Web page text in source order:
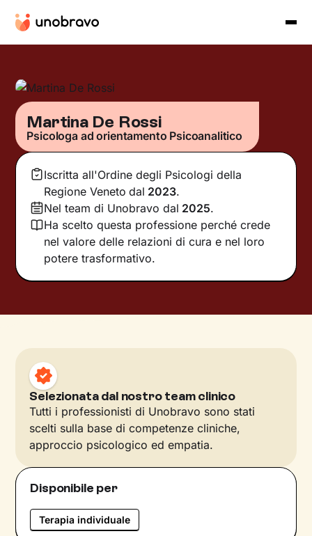
Martina De Rossi
Psicologa ad orientamento Psicoanalitico
Iscritta all'Ordine degli Psicologi della
Regione Veneto dal 2023.
Nel team di Unobravo dal 2025.
Ha scelto questa professione perché crede
nel valore delle relazioni di cura e nel loro
potere trasformativo.
Selezionata dal nostro team clinico
Tutti i professionisti di Unobravo sono stati
scelti sulla base di competenze cliniche,
approccio psicologico ed empatia.
Disponibile per
Terapia individuale